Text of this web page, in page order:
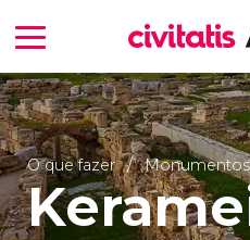
O que fazer Monumentos